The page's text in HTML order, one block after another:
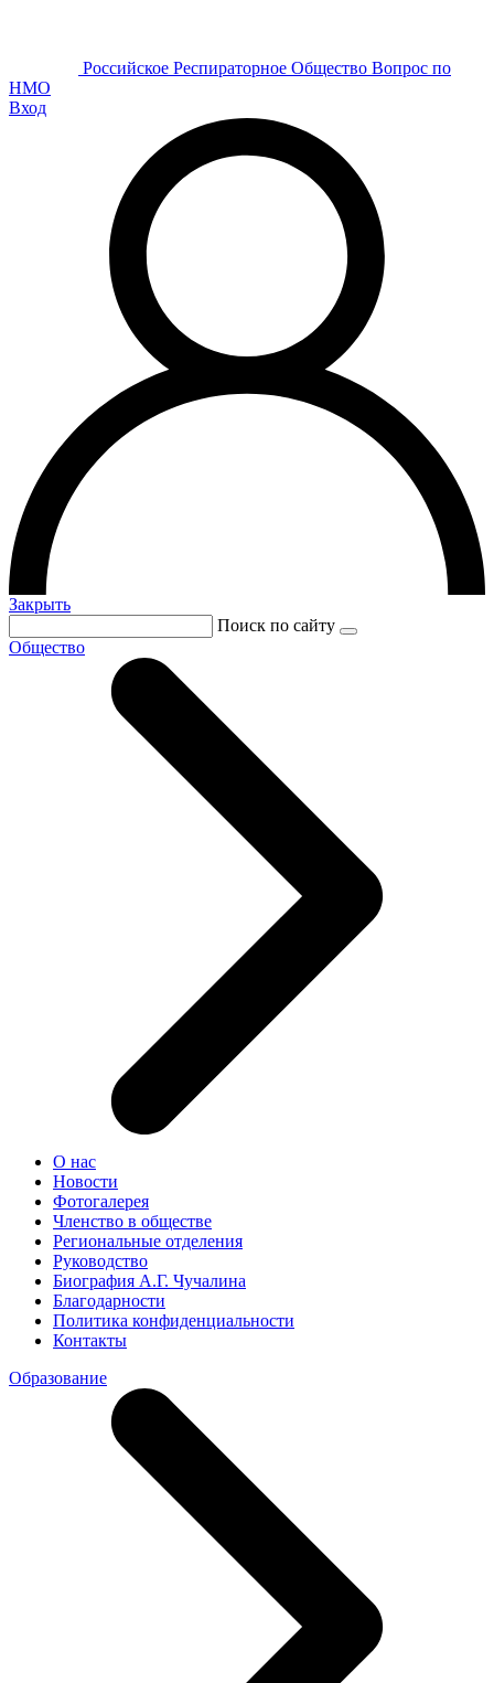
Российское Респираторное Общество Вопрос по
НМО
Вход
Закрыть
Поиск по сайту
Общество
О нас
Новости
Фотогалерея
Членство в обществе
Региональные отделения
Руководство
Биография А.Г. Чучалина
Благодарности
Политика конфиденциальности
Контакты
Образование